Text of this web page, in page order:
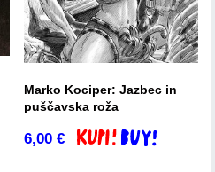
Marko Kociper: Jazbec in
puščavska roža
6,00€ Dodaj v košarico